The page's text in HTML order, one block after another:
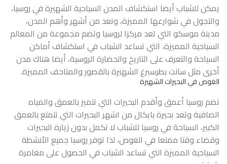
يمكن للشباب أيضا استكشاف المدن السياحية الشهيرة في روسيا،
والتجول في شوارعها المميزة، وتعد من أشهر وأهم المدن،
مدينة موسكو التي تعد مركزا لروسيا وتضم مجموعة من المعالم
السياحية المميزة، التي تساعد الشباب في استكشاف أماكن
السياحة والتعرف على التاريخ والحضارة الروسية، أيضا هناك مدن
أخرى مثل سانت بطرسبرغ الشهيرة بالقصور والمتاحف المميزة.
الغوص في البحيرات الشهيرة
تضم روسيا أعمق وأقدم البحيرات التي تتميز بالعمق والمياه
الصافية وتعد بحيرة بايكال من اشهر البحيرات التي تتمتع بالعمق
الكبير، السياحة في روسيا للشباب لا تكمل بدون زيارة البحيرات
وقضاء وقتا ممتعا في الغوص، لذا توفر روسيا جميع الأنشطة
السياحية المميزة التي تساعد الشباب في الحصول على مغامرة